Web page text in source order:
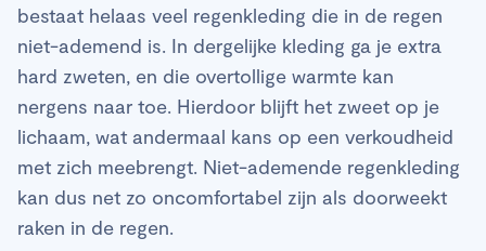
bestaat helaas veel regenkleding die in de regen
niet-ademend is. In dergelijke kleding ga je extra
hard zweten, en die overtollige warmte kan
nergens naar toe. Hierdoor blijft het zweet op je
lichaam, wat andermaal kans op een verkoudheid
met zich meebrengt. Niet-ademende regenkleding
kan dus net zo oncomfortabel zijn als doorweekt
raken in de regen.